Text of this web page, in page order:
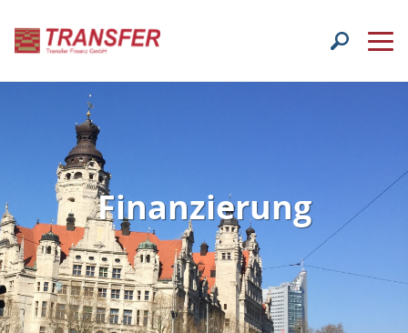
Finanzierung